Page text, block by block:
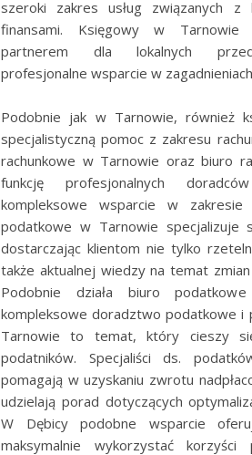
szeroki zakres usług związanych z
finansami. Księgowy w
partnerem dla lokalnych
profesjonalne wsparcie w
Podobnie jak w Tarnowie, również
specjalistyczną pomoc z zakresu
rachunkowe w Tarnowie oraz biuro
funkcję profesjonalnych
kompleksowe wsparcie w zakresie
podatkowe w Tarnowie specjalizuje
dostarczając klientom nie tylko
także aktualnej wiedzy na temat
Podobnie działa biuro
kompleksowe doradztwo podatkowe
Tarnowie to temat, który cieszy
podatników. Specjaliści ds.
pomagają w uzyskaniu zwrotu
udzielają porad dotyczących
W Dębicy podobne wsparcie
maksymalnie wykorzystać